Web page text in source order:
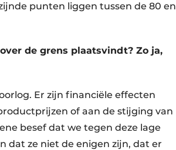
punten liggen tussen de 80 en
de grens plaatsvindt? Zo ja,
Er zijn financiële effecten
of aan de stijging van
besef dat we tegen deze lage
dat ze niet de enigen zijn, dat er